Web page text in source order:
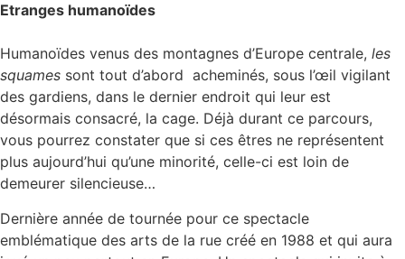
Etranges humanoïdes
Humanoïdes venus des montagnes d’Europe centrale, les
squames sont tout d’abord acheminés, sous l’œil vigilant
des gardiens, dans le dernier endroit qui leur est
désormais consacré, la cage. Déjà durant ce parcours,
vous pourrez constater que si ces êtres ne représentent
plus aujourd’hui qu’une minorité, celle-ci est loin de
demeurer silencieuse…
Dernière année de tournée pour ce spectacle
emblématique des arts de la rue créé en 1988 et qui aura